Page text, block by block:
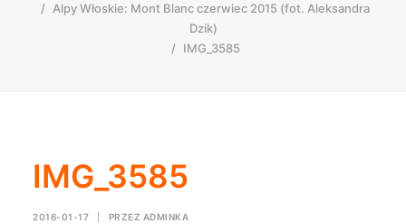
Alpy Włoskie: Mont Blanc czerwiec 2015 (fot. Aleksandra
Dzik)
IMG_3585
IMG_3585
2016-01-17 PRZEZ ADMINKA